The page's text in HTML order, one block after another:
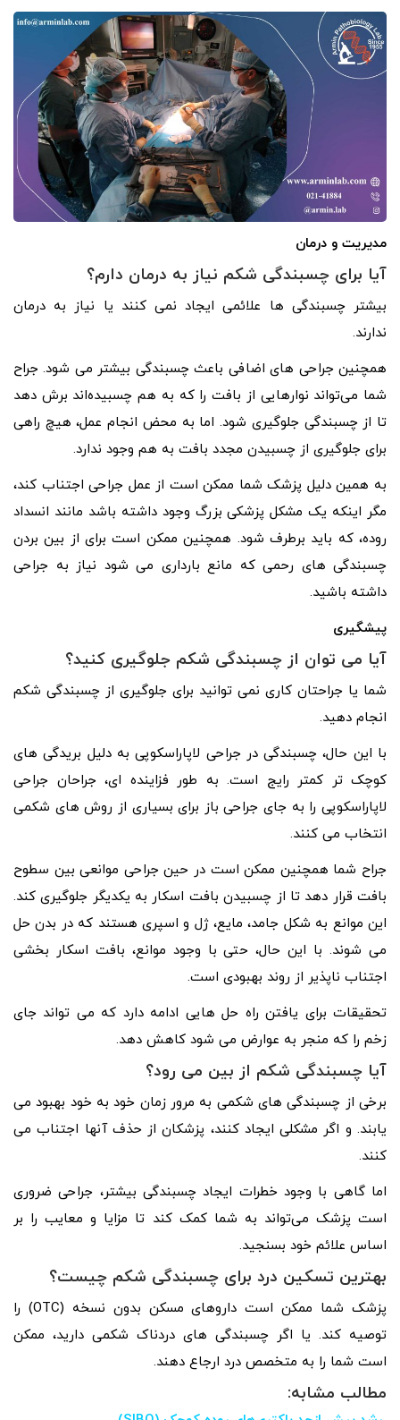
مدیریت و درمان
آیا برای چسبندگی شکم نیاز به درمان دارم؟
بیشتر چسبندگی ها علائمی ایجاد نمی کنند یا نیاز به درمان
ندارند.
همچنین جراحی های اضافی باعث چسبندگی بیشتر می شود. جراح
شما می‌تواند نوارهایی از بافت را که به هم چسبیده‌اند برش دهد
تا از چسبندگی جلوگیری شود. اما به محض انجام عمل، هیچ راهی
برای جلوگیری از چسبیدن مجدد بافت به هم وجود ندارد.
به همین دلیل پزشک شما ممکن است از عمل جراحی اجتناب ‌کند،
مگر اینکه یک مشکل پزشکی بزرگ وجود داشته باشد مانند انسداد
روده، که باید برطرف شود. همچنین ممکن است برای از بین بردن
چسبندگی های رحمی که مانع بارداری می شود نیاز به جراحی
داشته باشید.
پیشگیری
آیا می توان از چسبندگی شکم جلوگیری کنید؟
شما یا جراحتان کاری نمی توانید برای جلوگیری از چسبندگی شکم
انجام دهید.
با این حال، چسبندگی در جراحی لاپاراسکوپی به دلیل بریدگی ‌های
کوچک ‌تر کمتر رایج است. به طور فزاینده ای، جراحان جراحی
لاپاراسکوپی را به جای جراحی باز برای بسیاری از روش های شکمی
انتخاب می کنند.
جراح شما همچنین ممکن است در حین جراحی موانعی بین سطوح
بافت قرار دهد تا از چسبیدن بافت اسکار به یکدیگر جلوگیری کند.
این موانع به شکل جامد، مایع، ژل و اسپری هستند که در بدن حل
می شوند. با این حال، حتی با وجود موانع، بافت اسکار بخشی
اجتناب ناپذیر از روند بهبودی است.
تحقیقات برای یافتن راه حل هایی ادامه دارد که می تواند جای
زخم را که منجر به عوارض می شود کاهش دهد.
آیا چسبندگی شکم از بین می رود؟
برخی از چسبندگی های شکمی به مرور زمان خود به خود بهبود می
یابند. و اگر مشکلی ایجاد کنند، پزشکان از حذف آنها اجتناب می
کنند.
اما گاهی با وجود خطرات ایجاد چسبندگی بیشتر، جراحی ضروری
است پزشک می‌تواند به شما کمک کند تا مزایا و معایب را بر
اساس علائم خود بسنجید.
بهترین تسکین درد برای چسبندگی شکم چیست؟
پزشک شما ممکن است داروهای مسکن بدون نسخه (OTC) را
توصیه کند. یا اگر چسبندگی های دردناک شکمی دارید، ممکن
است شما را به متخصص درد ارجاع دهند.
مطالب مشابه: